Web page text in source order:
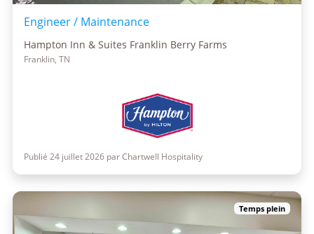
Engineer / Maintenance
Hampton Inn & Suites Franklin Berry Farms
Franklin, TN
Publié 24 juillet 2026 par Chartwell Hospitality
Temps plein